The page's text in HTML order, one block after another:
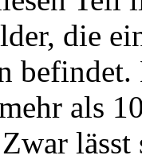
die
als